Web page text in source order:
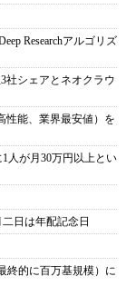
Researchアルゴリズ
社シェアとネオクラウ
性能、業界最安値）を
人が月30万円以上とい
日は年配記念日
終的に百万基規模）に